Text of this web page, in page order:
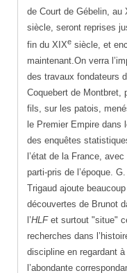
de Court de Gébelin, au
siècle, seront reprises
fin du XIXe siècle, et
maintenant.On verra
des travaux fondateurs
Coquebert de Montbret,
fils, sur les patois,
le Premier Empire dans
des enquêtes
l’état de la France,
parti-pris de l’époque.
Trigaud ajoute
découvertes de Brunot
l’HLFet surtout "situe"
recherches dans
discipline en regardant
l’abondante